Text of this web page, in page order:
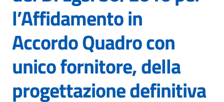
l’Affidamento in
Accordo Quadro con
unico fornitore, della
progettazione definitiva